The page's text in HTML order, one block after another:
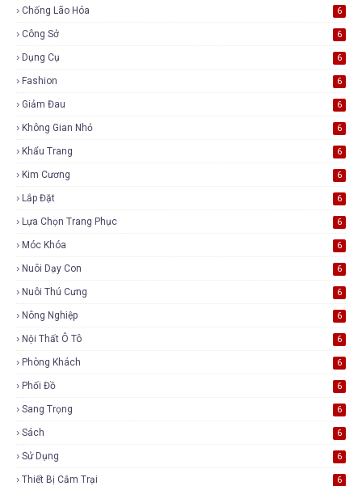
Chống Lão Hóa 6
Công Sở 6
Dụng Cụ 6
Fashion 6
Giảm Đau 6
Không Gian Nhỏ 6
Khẩu Trang 6
Kim Cương 6
Lắp Đặt 6
Lựa Chọn Trang Phục 6
Móc Khóa 6
Nuôi Dạy Con 6
Nuôi Thú Cưng 6
Nông Nghiệp 6
Nội Thất Ô Tô 6
Phòng Khách 6
Phối Đồ 6
Sang Trọng 6
Sách 6
Sử Dụng 6
Thiết Bị Cắm Trại 6